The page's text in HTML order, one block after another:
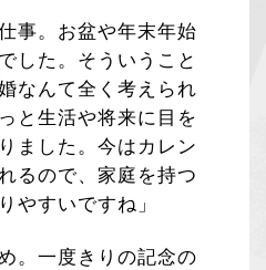
事。お盆や年末年始
した。そういうこと
なんて全く考えられ
と生活や将来に目を
ました。今はカレン
るので、家庭を持つ
やすいですね」
。一度きりの記念の